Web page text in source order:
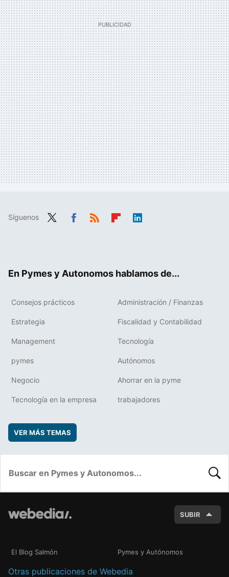
Síguenos
En Pymes y Autonomos hablamos de...
Consejos prácticos Administración / Finanzas
Estrategia Fiscalidad y Contabilidad
Management Tecnología
pymes Autónomos
Negocio Ahorrar en la pyme
Tecnología en la empresa trabajadores
VER MÁS TEMAS
SUBIR
El Blog Salmón Pymes y Autónomos
Otras publicaciones de Webedia